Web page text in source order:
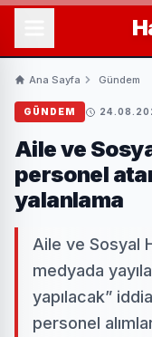
Ana Sayfa Gündem
GÜNDEM
Aile ve
personel
yalanlama
Aile ve Sosyal
medyada
yapılacak”
personel